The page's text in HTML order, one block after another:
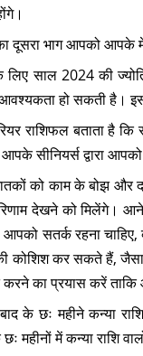
दूसरा भाग आपको आपके
साल 2024 की
हो सकती है।
राशिफल बताता
सीनियर्स द्वारा
को काम के बोझ और
देखने को मिलेंगे।
आपको सतर्क रहना
कोशिश कर सकते हैं,
करने का प्रयास करें
के छः महीने कन्या
महीनों में कन्या राशि